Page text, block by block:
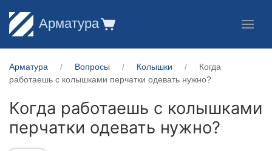
Арматура
Арматура Вопросы Колышки
Когда
работаешь с колышками перчатки одевать нужно?
Когда работаешь с колышками
перчатки одевать нужно?